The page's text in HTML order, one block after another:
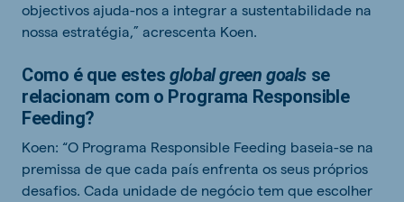
objectivos ajuda-nos a integrar a sustentabilidade na
nossa estratégia,” acrescenta Koen.
Como é que estesglobal green goals se
relacionam com o Programa Responsible
Feeding?
Koen: “O Programa Responsible Feeding baseia-se na
premissa de que cada país enfrenta os seus próprios
desafios. Cada unidade de negócio tem que escolher